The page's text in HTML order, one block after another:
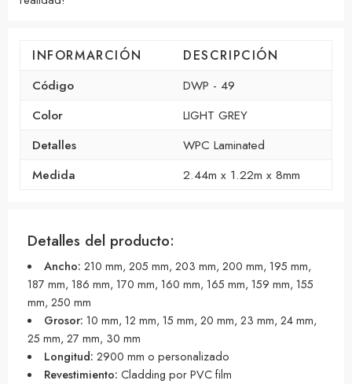
INFORMARCIÓN
DESCRIPCIÓN
Código
DWP - 49
Color
LIGHT GREY
Detalles
WPC Laminated
Medida
2.44m x 1.22m x 8mm
Detalles del producto:
Ancho: 210 mm, 205 mm, 203 mm, 200 mm, 195 mm,
187 mm, 186 mm, 170 mm, 160 mm, 165 mm, 159 mm, 155
mm, 250 mm
Grosor: 10 mm, 12 mm, 15 mm, 20 mm, 23 mm, 24 mm,
25 mm, 27 mm, 30 mm
Longitud: 2900 mm o personalizado
Revestimiento: Cladding por PVC film